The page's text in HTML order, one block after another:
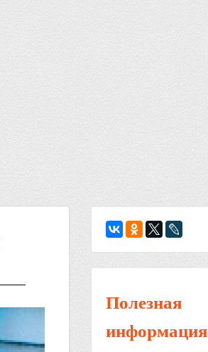
Полезная
информация